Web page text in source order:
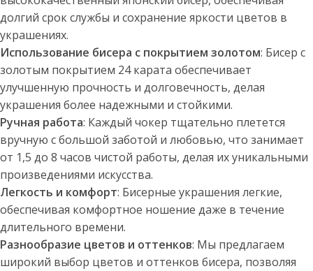
долгий срок службы и сохранение яркости цветов в
украшениях.
Использование бисера с покрытием золотом: Бисер с
золотым покрытием 24 карата обеспечивает
улучшенную прочность и долговечность, делая
украшения более надежными и стойкими.
Ручная работа: Каждый чокер тщательно плетется
вручную с большой заботой и любовью, что занимает
от 1,5 до 8 часов чистой работы, делая их уникальными
произведениями искусства.
Легкость и комфорт: Бисерные украшения легкие,
обеспечивая комфортное ношение даже в течение
длительного времени.
Разнообразие цветов и оттенков: Мы предлагаем
широкий выбор цветов и оттенков бисера, позволяя